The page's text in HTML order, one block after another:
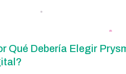
Qué Debería Elegir